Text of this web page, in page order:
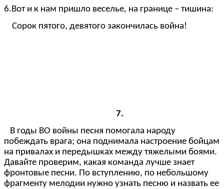
6.Вот и к нам пришло веселье, на границе – тишина:
Сорок пятого, девятого закончилась война!
7.
В годы ВО войны песня помогала народу
побеждать врага; она поднимала настроение бойцам
на привалах и передышках между тяжелыми боями.
Давайте проверим, какая команда лучше знает
фронтовые песни. По вступлению, по небольшому
фрагменту мелодии нужно узнать песню и назвать ее